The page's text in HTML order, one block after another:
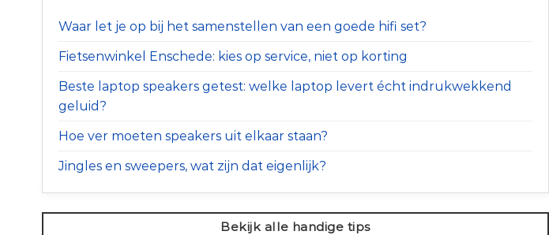
Waar let je op bij het samenstellen van een goede hifi set?
Fietsenwinkel Enschede: kies op service, niet op korting
Beste laptop speakers getest: welke laptop levert écht indrukwekkend
geluid?
Hoe ver moeten speakers uit elkaar staan?
Jingles en sweepers, wat zijn dat eigenlijk?
Bekijk alle handige tips